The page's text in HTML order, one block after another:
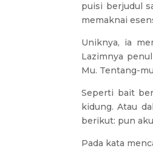
puisi berjudul
memaknai
Uniknya, ia
Lazimnya
Mu. Tentang-
Seperti bait
kidung. Atau
berikut: pun
Pada kata